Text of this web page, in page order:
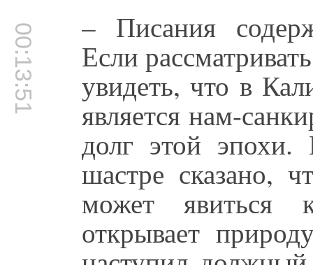
00:13:51 – Писания
Если
увидеть, что в
является нам-
долг этой
шастре сказано,
может явиться
открывает